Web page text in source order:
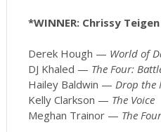
*WINNER: Chrissy
Derek Hough — World of
DJ Khaled — The Four:
Hailey Baldwin — Drop the
Kelly Clarkson — The Voice
Meghan Trainor — The